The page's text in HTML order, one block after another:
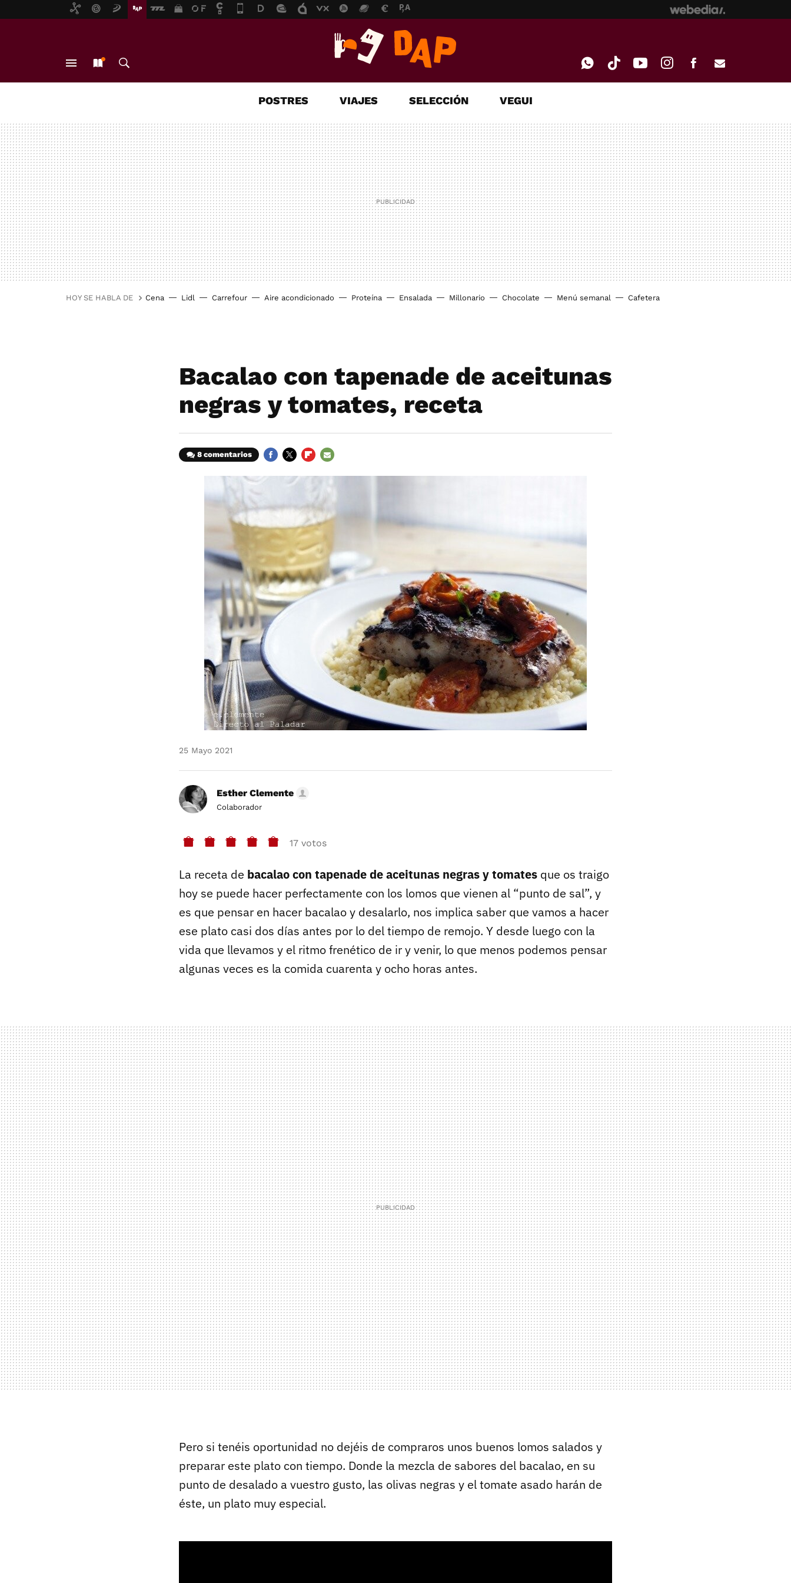
MAIL
POSTRES VIAJES SELECCIÓN VEGUI
HOY SE HABLA DE Cena Lidl Carrefour Aire acondicionado Proteína Ensalada Millonario Chocolate Menú semanal Cafetera
Bacalao con tapenade de aceitunas
negras y tomates, receta
8 comentarios
25 Mayo 2021
Esther Clemente
Colaborador
17 votos
La receta de bacalao con tapenade de aceitunas negras y tomates que os traigo
hoy se puede hacer perfectamente con los lomos que vienen al “punto de sal”, y
es que pensar en hacer bacalao y desalarlo, nos implica saber que vamos a hacer
ese plato casi dos días antes por lo del tiempo de remojo. Y desde luego con la
vida que llevamos y el ritmo frenético de ir y venir, lo que menos podemos pensar
algunas veces es la comida cuarenta y ocho horas antes.
Pero si tenéis oportunidad no dejéis de compraros unos buenos lomos salados y
preparar este plato con tiempo. Donde la mezcla de sabores del bacalao, en su
punto de desalado a vuestro gusto, las olivas negras y el tomate asado harán de
éste, un plato muy especial.